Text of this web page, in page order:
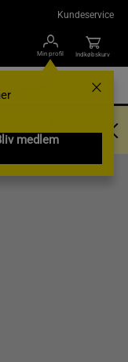
Kundeservice
Min profil
medlem
Indkøbskurv
150 kr
kr!